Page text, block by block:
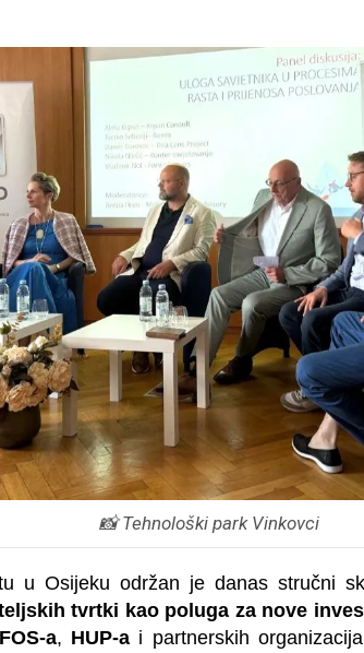
📸 Tehnološki park Vinkovci
u Osijeku održan je danas stručni
tvrtki kao poluga za nove
a, HUP-ai partnerskih